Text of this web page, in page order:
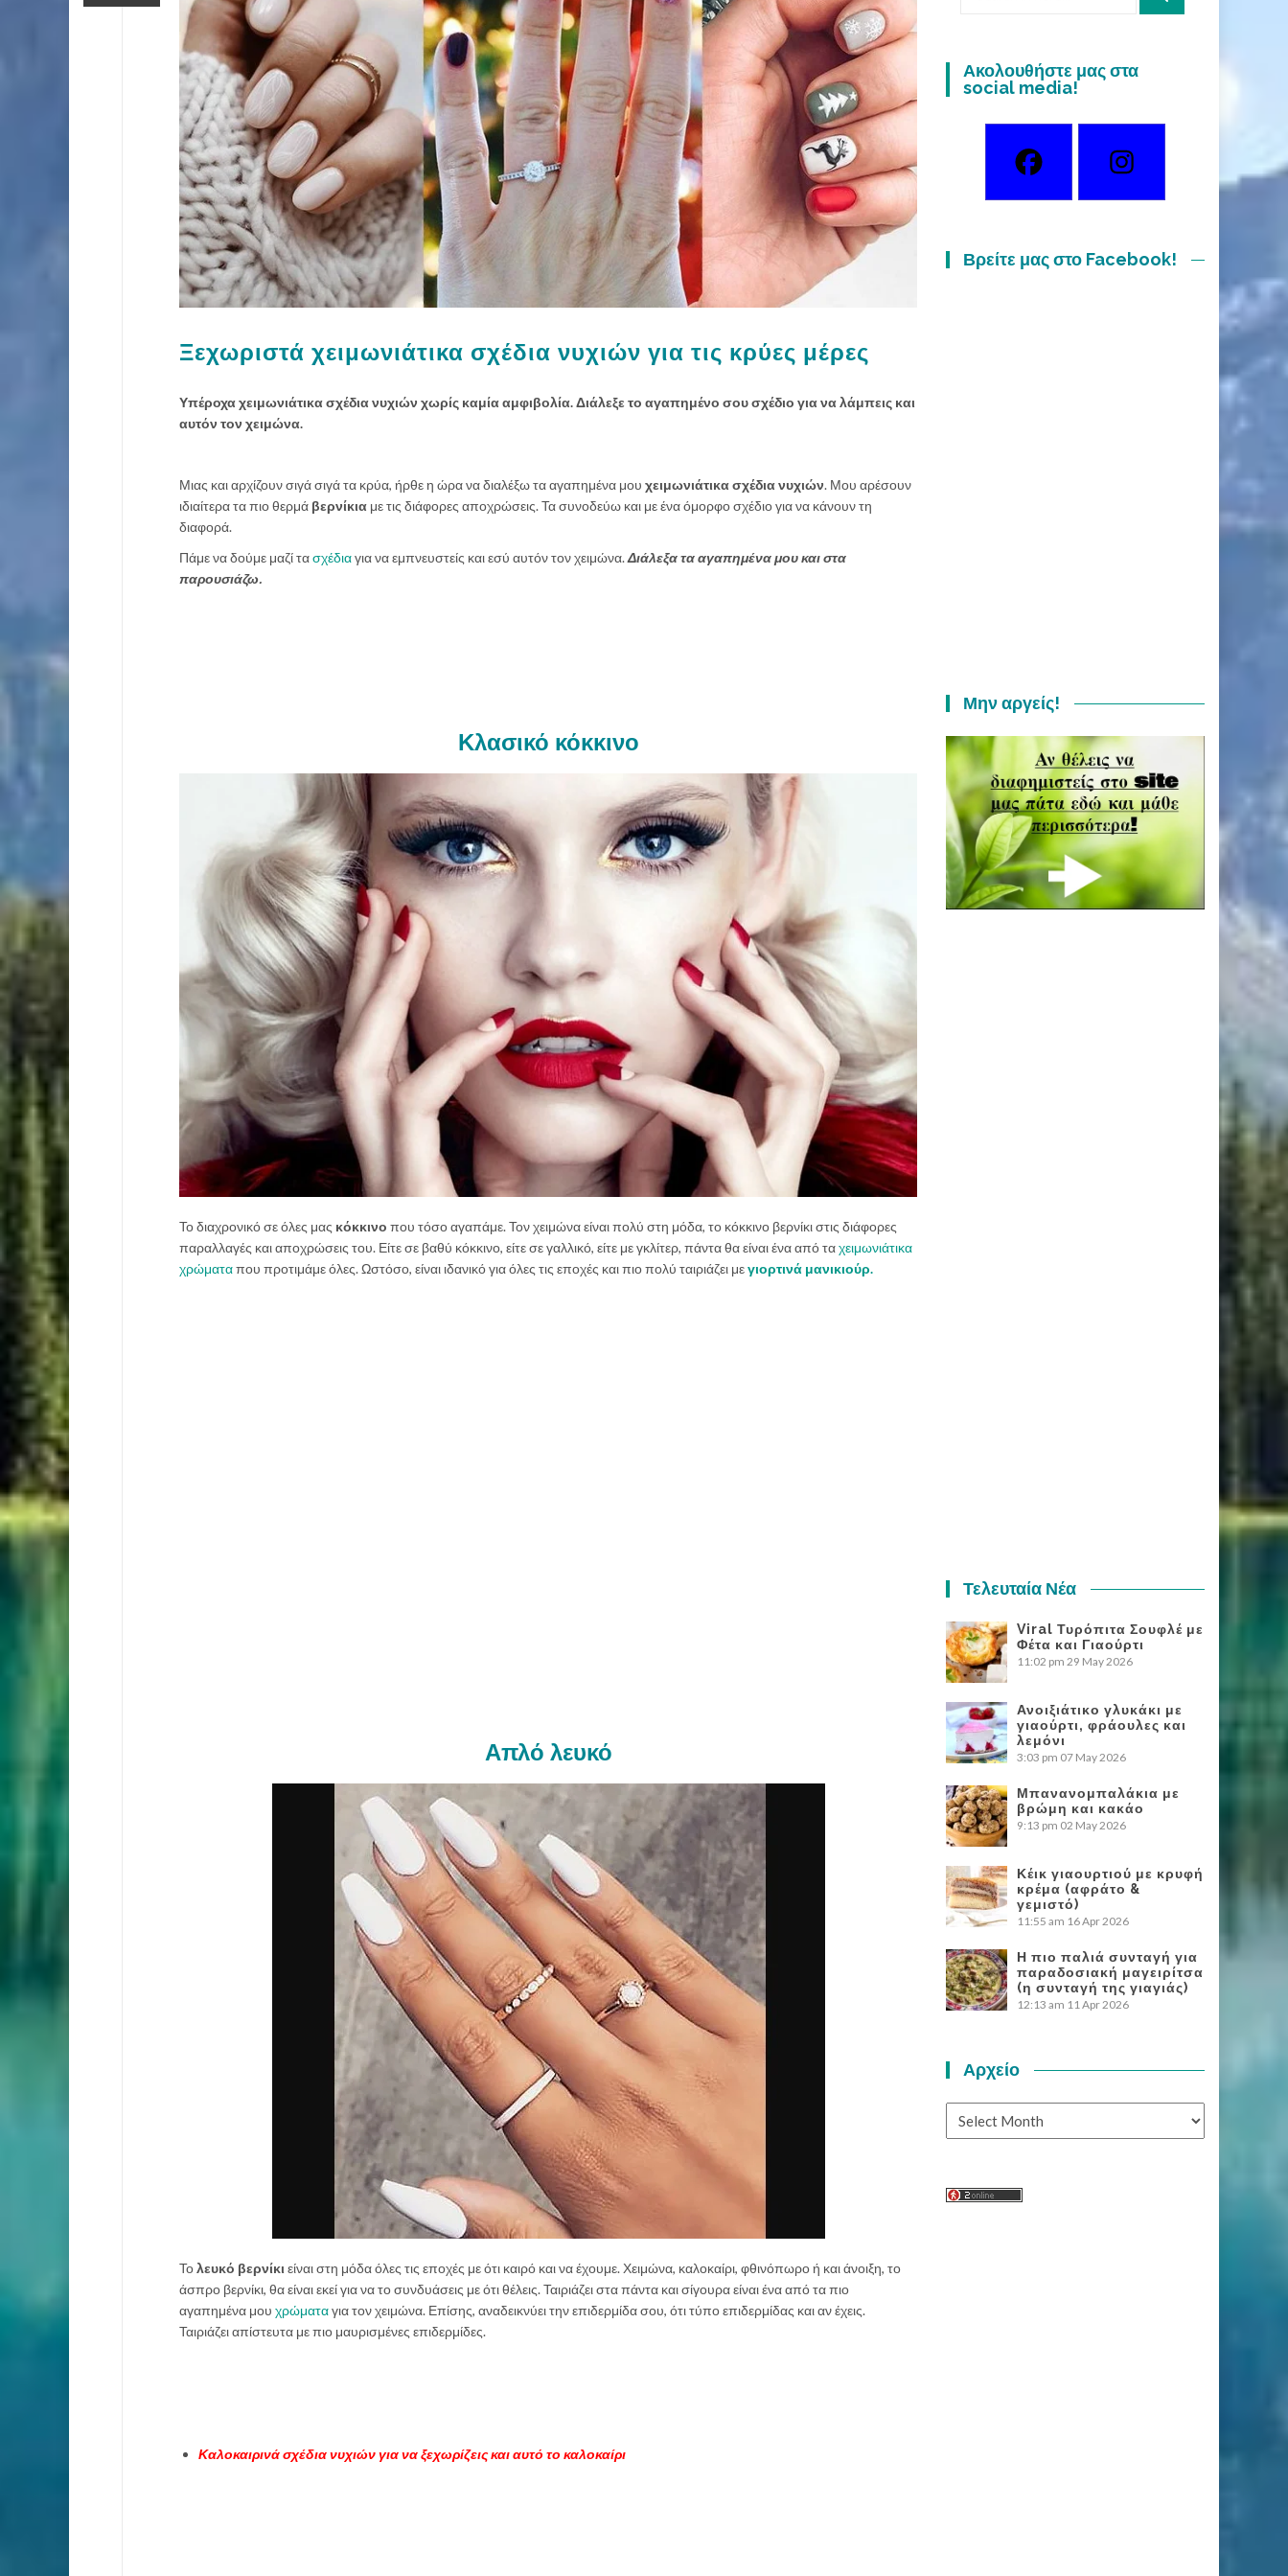
Ξεχωριστά χειμωνιάτικα σχέδια νυχιών για τις κρύες μέρες
Υπέροχα χειμωνιάτικα σχέδια νυχιών χωρίς καμία αμφιβολία. Διάλεξε το αγαπημένο σου σχέδιο για να λάμπεις και
αυτόν τον χειμώνα.
Μιας και αρχίζουν σιγά σιγά τα κρύα, ήρθε η ώρα να διαλέξω τα αγαπημένα μου χειμωνιάτικα σχέδια νυχιών. Μου αρέσουν
ιδιαίτερα τα πιο θερμά βερνίκια με τις διάφορες αποχρώσεις. Τα συνοδεύω και με ένα όμορφο σχέδιο για να κάνουν τη
διαφορά.
Πάμε να δούμε μαζί τασχέδιαγια να εμπνευστείς και εσύ αυτόν τον χειμώνα.Διάλεξα τα αγαπημένα μου και στα
παρουσιάζω.
Κλασικό κόκκινο
Το διαχρονικό σε όλες μας κόκκινο που τόσο αγαπάμε. Τον χειμώνα είναι πολύ στη μόδα, το κόκκινο βερνίκι στις διάφορες
παραλλαγές και αποχρώσεις του. Είτε σε βαθύ κόκκινο, είτε σε γαλλικό, είτε με γκλίτερ, πάντα θα είναι ένα από ταχειμωνιάτικα
χρώματαπου προτιμάμε όλες. Ωστόσο, είναι ιδανικό για όλες τις εποχές και πιο πολύ ταιριάζει μεγιορτινά μανικιούρ.
Απλό λευκό
Τολευκό βερνίκι είναι στη μόδα όλες τις εποχές με ότι καιρό και να έχουμε. Χειμώνα, καλοκαίρι, φθινόπωρο ή και άνοιξη, το
άσπρο βερνίκι, θα είναι εκεί για να το συνδυάσεις με ότι θέλεις. Ταιριάζει στα πάντα και σίγουρα είναι ένα από τα πιο
αγαπημένα μου χρώματαγια τον χειμώνα. Επίσης, αναδεικνύει την επιδερμίδα σου, ότι τύπο επιδερμίδας και αν έχεις.
Ταιριάζει απίστευτα με πιο μαυρισμένες επιδερμίδες.
Καλοκαιρινά σχέδια νυχιών για να ξεχωρίζεις και αυτό το καλοκαίρι
Ακολουθήστε μας στα
social media!
Βρείτε μας στο Facebook!
Μην αργείς!
Τελευταία Νέα
Viral Τυρόπιτα Σουφλέ με
Φέτα και Γιαούρτι
11:02 pm 29 May 2026
Ανοιξιάτικο γλυκάκι με
γιαούρτι, φράουλες και
λεμόνι
3:03 pm 07 May 2026
Μπανανομπαλάκια με
βρώμη και κακάο
9:13 pm 02 May 2026
Κέικ γιαουρτιού με κρυφή
κρέμα (αφράτο &
γεμιστό)
11:55 am 16 Apr 2026
Η πιο παλιά συνταγή για
παραδοσιακή μαγειρίτσα
(η συνταγή της γιαγιάς)
12:13 am 11 Apr 2026
Αρχείο